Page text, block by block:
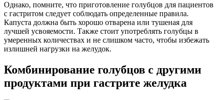
Однако, помните, что приготовление голубцов для пациентов
с гастритом следует соблюдать определенные правила.
Капуста должна быть хорошо отварена или тушеная для
лучшей усвояемости. Также стоит употреблять голубцы в
умеренных количествах и не слишком часто, чтобы избежать
излишней нагрузки на желудок.
Комбинирование голубцов с другими
продуктами при гастрите желудка